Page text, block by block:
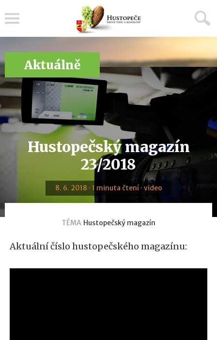
Aktuálně
Hustopečský magazín
23/2018
8. 6. 2018 · 1 minuta čtení · video
TÉMA Hustopečský magazín
Aktuální číslo hustopečského magazínu: